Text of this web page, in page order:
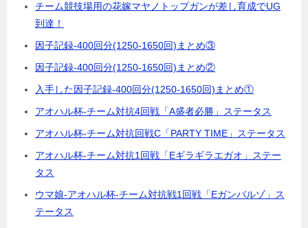
チーム競技場用の花嫁マヤノトップガンが差し育成でUG
到達！
因子記録-400回分(1250-1650回)まとめ③
因子記録-400回分(1250-1650回)まとめ②
入手した因子記録-400回分(1250-1650回)まとめ①
アオハル杯-チーム対抗4回戦「A盛者必勝」ステータス
アオハル杯-チーム対抗回戦C「PARTY TIME」ステータス
アオハル杯-チーム対抗1回戦「Eギラギラエガオ」ステー
タス
ウマ娘-アオハル杯-チーム対抗戦1回戦「Eガンバルゾ」ス
テータス